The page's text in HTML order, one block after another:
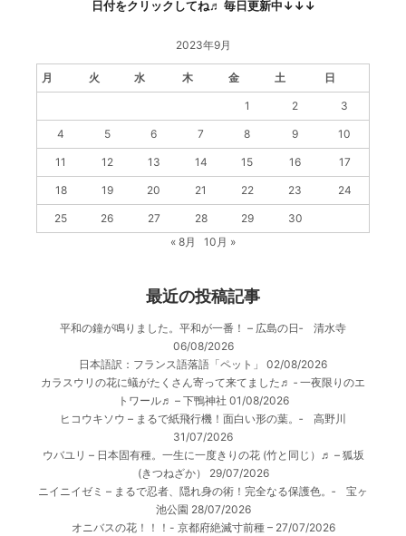
日付をクリックしてね♬ 毎日更新中↓↓↓
2023年9月
月 火 水 木 金 土 日
1 2 3
4 5 6 7 8 9 10
11 12 13 14 15 16 17
18 19 20 21 22 23 24
25 26 27 28 29
30
« 8月
10月 »
最近の投稿記事
平和の鐘が鳴りました。平和が一番！ – 広島の日‐ 清水寺
06/08/2026
日本語訳：フランス語落語「ペット」
02/08/2026
カラスウリの花に蟻がたくさん寄って来てました♬ ‐ 一夜限りのエ
トワール♬ – 下鴨神社 01/08/2026
ヒコウキソウ – まるで紙飛行機！面白い形の葉。‐ 高野川
31/07/2026
ウバユリ – 日本固有種。一生に一度きりの花 (竹と同じ）♬ – 狐坂
(きつねざか）
29/07/2026
ニイニイゼミ – まるで忍者、隠れ身の術！完全なる保護色。‐ 宝ヶ
池公園 28/07/2026
オニバスの花！！！- 京都府絶滅寸前種 – 27/07/2026